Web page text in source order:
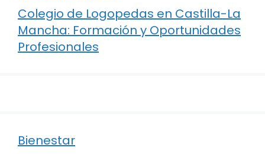
Colegio de Logopedas en Castilla-La
Mancha: Formación y Oportunidades
Profesionales
Bienestar